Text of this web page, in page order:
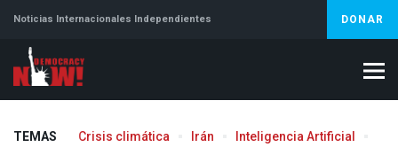
Noticias Internacionales Independientes DONAR
TEMAS Crisis climática Irán Inteligencia Artificial